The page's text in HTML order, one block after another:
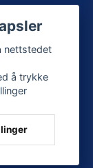
nettstedet
å trykke